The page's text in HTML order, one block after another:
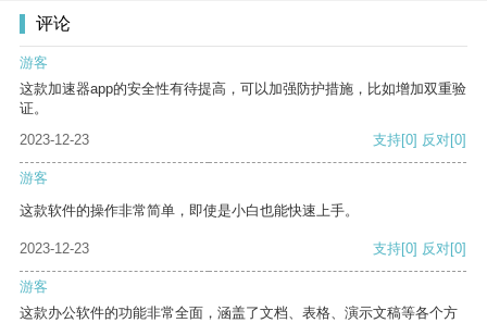
评论
游客
这款加速器app的安全性有待提高，可以加强防护措施，比如增加双重验
证。
2023-12-23
支持[0] 反对[0]
游客
这款软件的操作非常简单，即使是小白也能快速上手。
2023-12-23 支持[0] 反对[0]
游客
这款办公软件的功能非常全面，涵盖了文档、表格、演示文稿等各个方